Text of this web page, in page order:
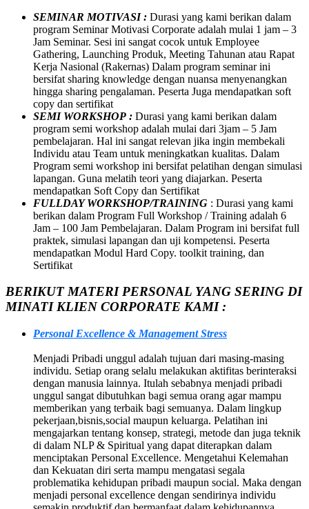
SEMINAR MOTIVASI : Durasi yang kami berikan dalam
program Seminar Motivasi Corporate adalah mulai 1 jam – 3
Jam Seminar. Sesi ini sangat cocok untuk Employee
Gathering, Launching Produk, Meeting Tahunan atau Rapat
Kerja Nasional (Rakernas) Dalam program seminar ini
bersifat sharing knowledge dengan nuansa menyenangkan
hingga sharing pengalaman. Peserta Juga mendapatkan soft
copy dan sertifikat
SEMI WORKSHOP : Durasi yang kami berikan dalam
program semi workshop adalah mulai dari 3jam – 5 Jam
pembelajaran. Hal ini sangat relevan jika ingin membekali
Individu atau Team untuk meningkatkan kualitas. Dalam
Program semi workshop ini bersifat pelatihan dengan simulasi
lapangan. Guna melatih teori yang diajarkan. Peserta
mendapatkan Soft Copy dan Sertifikat
FULLDAY WORKSHOP/TRAINING : Durasi yang kami
berikan dalam Program Full Workshop / Training adalah 6
Jam – 100 Jam Pembelajaran. Dalam Program ini bersifat full
praktek, simulasi lapangan dan uji kompetensi. Peserta
mendapatkan Modul Hard Copy. toolkit training, dan
Sertifikat
BERIKUT MATERI PERSONAL YANG SERING DI
MINATI KLIEN CORPORATE KAMI :
Personal Excellence & Management Stress
Menjadi Pribadi unggul adalah tujuan dari masing-masing
individu. Setiap orang selalu melakukan aktifitas berinteraksi
dengan manusia lainnya. Itulah sebabnya menjadi pribadi
unggul sangat dibutuhkan bagi semua orang agar mampu
memberikan yang terbaik bagi semuanya. Dalam lingkup
pekerjaan,bisnis,social maupun keluarga. Pelatihan ini
mengajarkan tentang konsep, strategi, metode dan juga teknik
di dalam NLP & Spiritual yang dapat diterapkan dalam
menciptakan Personal Excellence. Mengetahui Kelemahan
dan Kekuatan diri serta mampu mengatasi segala
problematika kehidupan pribadi maupun social. Maka dengan
menjadi personal excellence dengan sendirinya individu